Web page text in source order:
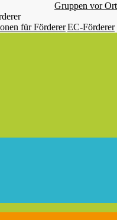
Gruppen vor Ort
für FördererEC-Förderer